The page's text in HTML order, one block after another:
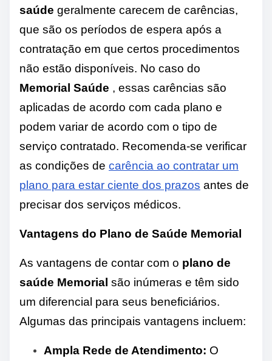
saúde geralmente carecem de carências,
que são os períodos de espera após a
contratação em que certos procedimentos
não estão disponíveis. No caso do
Memorial Saúde , essas carências são
aplicadas de acordo com cada plano e
podem variar de acordo com o tipo de
serviço contratado. Recomenda-se verificar
as condições de carência ao contratar um
plano para estar ciente dos prazos antes de
precisar dos serviços médicos.
Vantagens do Plano de Saúde Memorial
As vantagens de contar com o plano de
saúde Memorial são inúmeras e têm sido
um diferencial para seus beneficiários.
Algumas das principais vantagens incluem:
Ampla Rede de Atendimento: O